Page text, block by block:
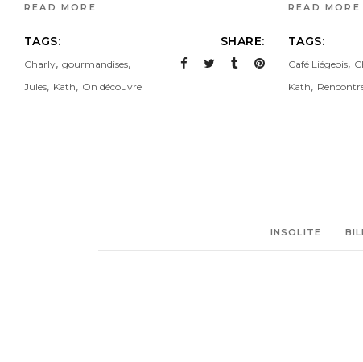
READ MORE
TAGS:
Charly, gourmandises,
Jules, Kath, On découvre
SHARE:
READ MORE
TAGS:
Café Liégeois,
Kath,
INSOLITE